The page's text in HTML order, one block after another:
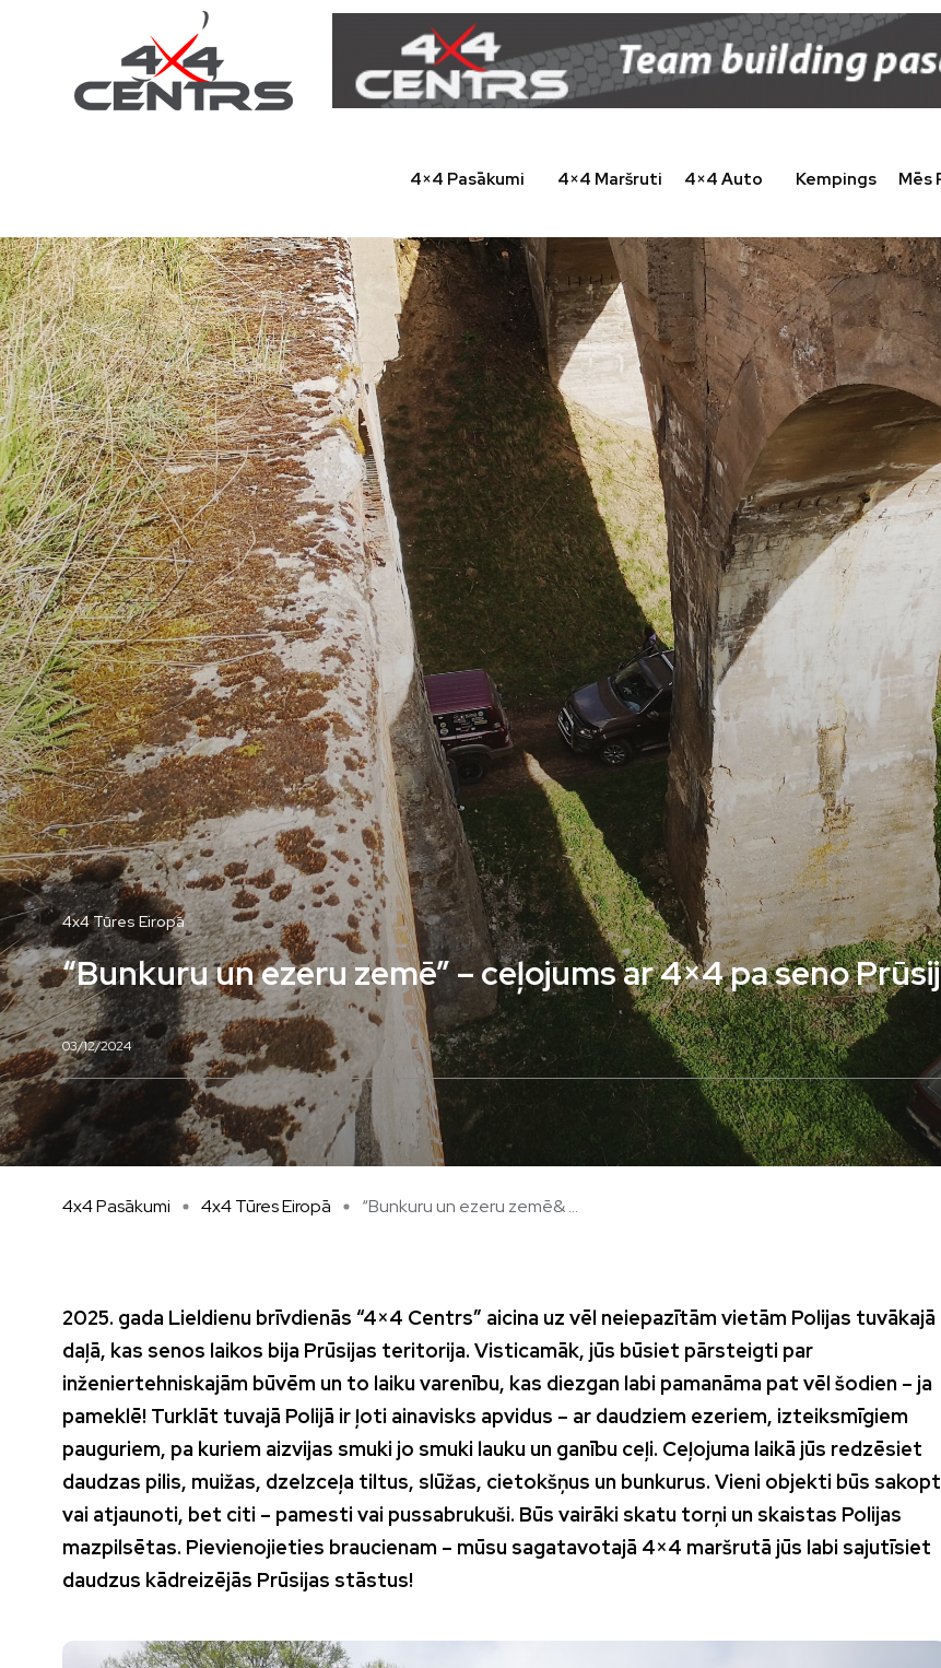
4×4 Pasākumi 4×4 Maršruti 4×4 Auto Kempings Mēs
4x4 Tūres Eiropā
“Bunkuru un ezeru zemē” – ceļojums ar 4×4 pa seno
03/12/2024
4x4 Pasākumi 4x4 Tūres Eiropā “Bunkuru un ezeru zemē& ...
2025. gada Lieldienu brīvdienās “4×4 Centrs” aicina uz vēl neiepazītām vietām Polijas tuvākajā
daļā, kas senos laikos bija Prūsijas teritorija. Visticamāk, jūs būsiet pārsteigti par
inženiertehniskajām būvēm un to laiku varenību, kas diezgan labi pamanāma pat vēl šodien – ja
pameklē! Turklāt tuvajā Polijā ir ļoti ainavisks apvidus – ar daudziem ezeriem, izteiksmīgiem
pauguriem, pa kuriem aizvijas smuki jo smuki lauku un ganību ceļi. Ceļojuma laikā jūs redzēsiet
daudzas pilis, muižas, dzelzceļa tiltus, slūžas, cietokšņus un bunkurus. Vieni objekti būs
vai atjaunoti, bet citi – pamesti vai pussabrukuši. Būs vairāki skatu torņi un skaistas Polijas
mazpilsētas. Pievienojieties braucienam – mūsu sagatavotajā 4×4 maršrutā jūs labi sajutīsiet
daudzus kādreizējās Prūsijas stāstus!